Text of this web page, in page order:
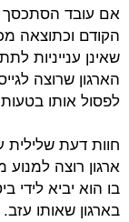
אם עובד הסתכסך
הקודם וכתוצאה
שאינן ענייניות
הארגון שרוצה
לפסול אותו
חוות דעת
ארגון רוצה
בו הוא יביא לידי
בארגון שאותו עזב.